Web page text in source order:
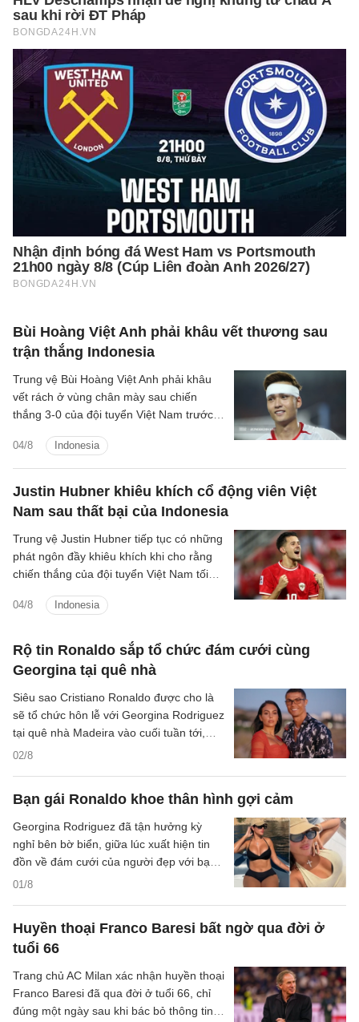
Bùi Hoàng Việt Anh phải khâu vết thương sau
trận thắng Indonesia
04/8 Indonesia
Trung vệ Bùi Hoàng Việt Anh phải khâu
vết rách ở vùng chân mày sau chiến
thắng 3-0 của đội tuyển Việt Nam trước
Justin Hubner khiêu khích cổ động viên Việt
Nam sau thất bại của Indonesia
04/8 Indonesia
Trung vệ Justin Hubner tiếp tục có những
phát ngôn đầy khiêu khích khi cho rằng
chiến thắng của đội tuyển Việt Nam tối
Rộ tin Ronaldo sắp tổ chức đám cưới cùng
Georgina tại quê nhà
02/8
Siêu sao Cristiano Ronaldo được cho là
sẽ tổ chức hôn lễ với Georgina Rodriguez
tại quê nhà Madeira vào cuối tuần tới,
khép lại gần một thập kỷ gắn bó.
Bạn gái Ronaldo khoe thân hình gợi cảm
01/8
Georgina Rodriguez đã tận hưởng kỳ
nghỉ bên bờ biển, giữa lúc xuất hiện tin
đồn về đám cưới của người đẹp với bạn
trai Cristiano Ronaldo.
Huyền thoại Franco Baresi bất ngờ qua đời ở
tuổi 66
Trang chủ AC Milan xác nhận huyền thoại
Franco Baresi đã qua đời ở tuổi 66, chỉ
đúng một ngày sau khi bác bỏ thông tin